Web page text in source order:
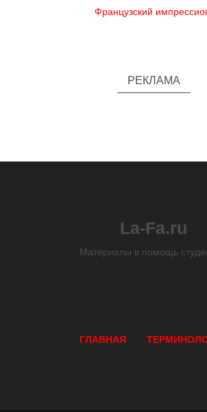
Французский
РЕКЛАМА
La-Fa.ru
Материалы в помощь
ГЛАВНАЯ